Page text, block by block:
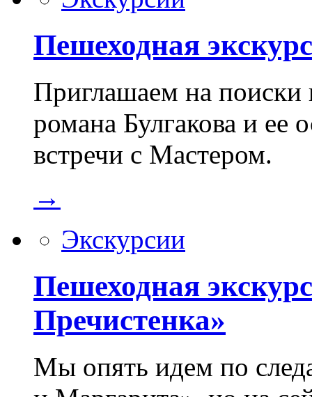
Пешеходная
Приглашаем на поиски
романа Булгакова и ее
встречи с Мастером.
→
Экскурсии
Пешеходная
Пречистенка»
Мы опять идем по